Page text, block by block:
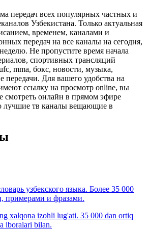
передач всех популярных частных и
Узбекистана. Только актуальная
временем, каналами и
передач на все каналы на сегодня,
Не пропустите время начала
спортивных трансляций
mma, бокс, новости, музыка,
передачи. Для вашего удобства на
ссылку на просмотр online, вы
смотреть онлайн в прямом эфире
лучшие тв каналы вещающие в
узбекского языка. Более 35 000
примерами и фразами.
xalqona izohli lug'ati. 35 000 dan ortiq
iboralari bilan.